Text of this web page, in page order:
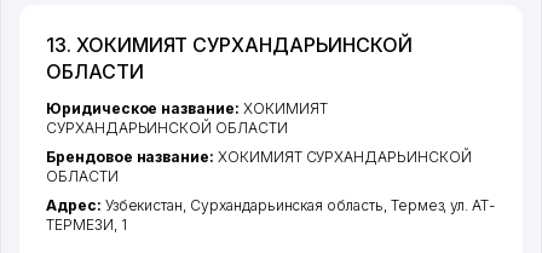
13. ХОКИМИЯТ СУРХАНДАРЬИНСКОЙ
ОБЛАСТИ
Юридическое название: ХОКИМИЯТ
СУРХАНДАРЬИНСКОЙ ОБЛАСТИ
Брендовое название: ХОКИМИЯТ СУРХАНДАРЬИНСКОЙ
ОБЛАСТИ
Адрес: Узбекистан, Сурхандарьинская область Термез,ул. АТ-
ТЕРМЕЗИ , 1